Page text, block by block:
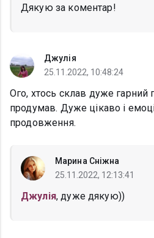
Дякую за коментар!
Джулія
25.11.2022, 10:48:24
Ого, хтось склав дуже гарний
продумав. Дуже цікаво і
продовження.
Марина Сніжна
25.11.2022, 12:13:41
Джулія, дуже дякую))